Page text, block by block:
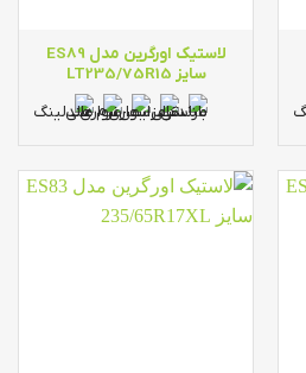
لاستیک اورگرین مدل ES89
سایز LT235/75R15